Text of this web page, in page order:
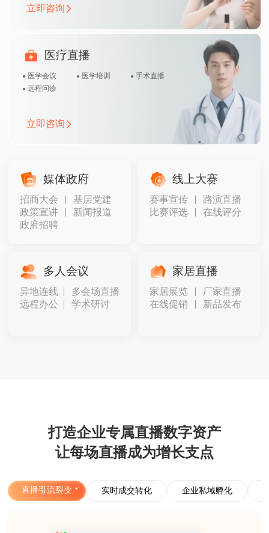
立即咨询
医疗直播
医学会议 医学培训
手术直播
远程问诊
立即咨询
媒体政府
招商大会
基层党建
政策宣讲
新闻报道
政府招聘
线上大赛
赛事宣传
路演直播
比赛评选
在线评分
多人会议
异地连线
多会场直播
远程办公
学术研讨
家居直播
家居展览
厂家直播
在线促销
新品发布
打造企业专属直播数字资产
让每场直播成为增长支点
直播引流裂变 实时成交转化 企业私域孵化